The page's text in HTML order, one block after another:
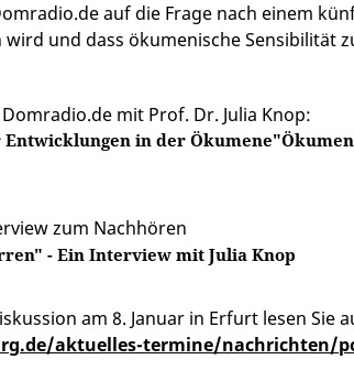
auf die Frage nach einem
und dass ökumenische Sensibilität
mit Prof. Dr. Julia Knop:
in der
zum Nachhören
- Ein Interview mit Julia Knop
am 8. Januar in Erfurt lesen Sie
aktuelles-termine/nachrichten/